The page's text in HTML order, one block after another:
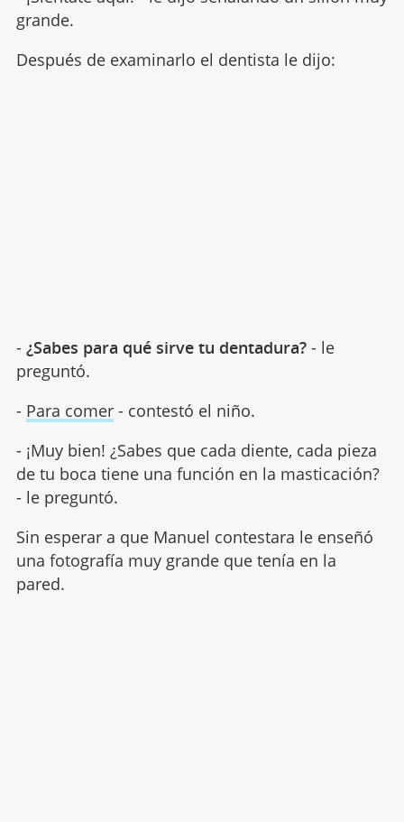
grande.
Después de examinarlo el dentista le dijo:
- ¿Sabes para qué sirve tu dentadura?- le
preguntó.
- Para comer- contestó el niño.
- ¡Muy bien! ¿Sabes que cada diente, cada pieza
de tu boca tiene una función en la masticación?
- le preguntó.
Sin esperar a que Manuel contestara le enseñó
una fotografía muy grande que tenía en la
pared.